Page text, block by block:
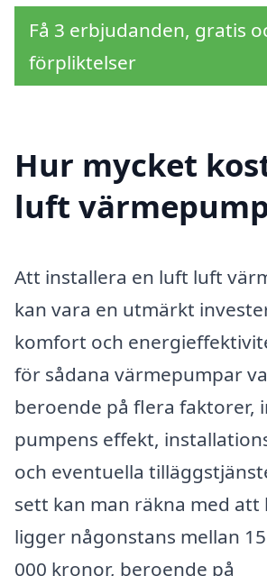
Få 3 erbjudanden, gratis
förpliktelser
Hur mycket
luft
Att installera en luft luft
kan vara en utmärkt
komfort och
för sådana värmepumpar
beroende på flera faktorer,
pumpens effekt,
och eventuella
sett kan man räkna med att
ligger någonstans mellan
000 kronor, beroende på